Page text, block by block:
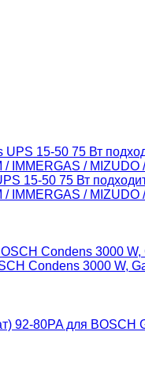
15-50 75 Вт
IMMERGAS /
Condens 3000 W,
92-80PA для